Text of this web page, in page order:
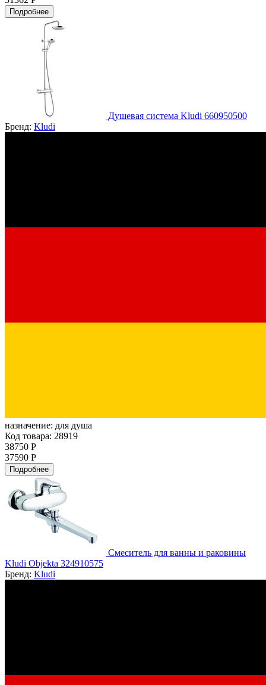
Подробнее
Душевая система Kludi 660950500
Бренд: Kludi
назначение: для душа
Код товара: 28919
38750 Р
37590 Р
Подробнее
Смеситель для ванны и раковины
Kludi Objekta 324910575
Бренд: Kludi